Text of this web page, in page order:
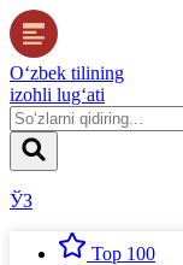
O‘zbek tilining
izohli lug‘ati
ЎЗ
Top 100